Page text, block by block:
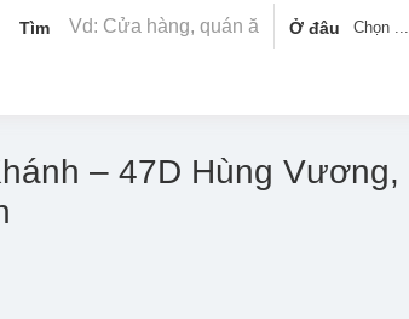
Tìm Ở đâu Chọn ...
– 47D Hùng Vương,